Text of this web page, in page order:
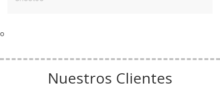
o
Nuestros Clientes